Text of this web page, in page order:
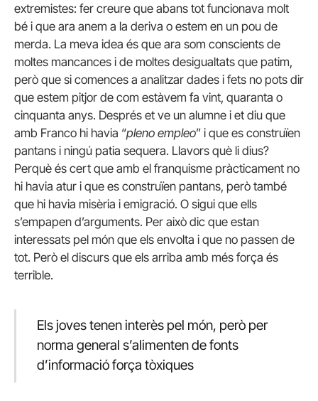
extremistes: fer creure que abans tot funcionava molt
bé i que ara anem a la deriva o estem en un pou de
merda. La meva idea és que ara som conscients de
moltes mancances i de moltes desigualtats que patim,
però que si comences a analitzar dades i fets no pots dir
que estem pitjor de com estàvem fa vint, quaranta o
cinquanta anys. Després et ve un alumne i et diu que
amb Franco hi havia “pleno empleo” i que es construïen
pantans i ningú patia sequera. Llavors què li dius?
Perquè és cert que amb el franquisme pràcticament no
hi havia atur i que es construïen pantans, però també
que hi havia misèria i emigració. O sigui que ells
s’empapen d’arguments. Per això dic que estan
interessats pel món que els envolta i que no passen de
tot. Però el discurs que els arriba amb més força és
terrible.
Els joves tenen interès pel món, però per
norma general s’alimenten de fonts
d’informació força tòxiques